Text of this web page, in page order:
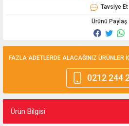
Tavsiye Et
Ürünü Paylaş
FAZLA ADETLERDE ALACAĞINIZ ÜRÜNLER
0212 244
Ürün Bilgisi